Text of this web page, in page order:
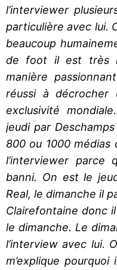
l’interviewer
particulière avec lui.
beaucoup
de foot il est très
manière
réussi à décrocher
exclusivité
jeudi par
800 ou 1000
l’interviewer
banni. On est le
Real, le dimanche il
Clairefontaine donc
le dimanche. Le
l’interview avec lui.
m’explique